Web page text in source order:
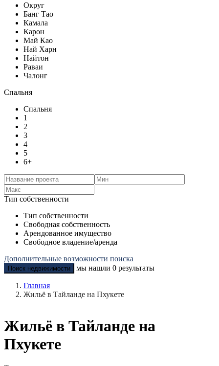
Округ
Банг Тао
Камала
Карон
Май Као
Най Харн
Найтон
Раваи
Чалонг
Спальня
Спальня
1
2
3
4
5
6+
Тип собственности
Тип собственности
Свободная собственность
Арендованное имущество
Свободное владение/аренда
Дополнительные возможности поиска
Поиск недвижимости мы нашли 0 результаты
Главная
Жильё в Тайланде на Пхукете
Жильё в Тайланде на
Пхукете